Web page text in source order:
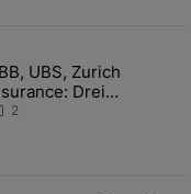
Artikel der letzten 7
der Zentralbanken
mit dem Titel "ABB,
UBS, Zurich
Drei
Aktien auf der
2